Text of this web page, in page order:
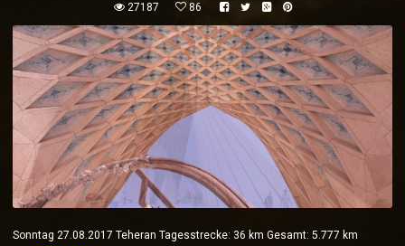
27187 86
Sonntag 27.08.2017 Teheran Tagesstrecke: 36 km Gesamt: 5.777 km